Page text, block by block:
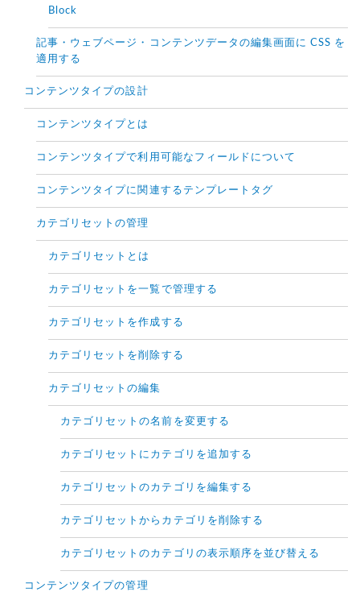
Block
記事・ウェブページ・コンテンツデータの編集画面に CSS を
適用する
コンテンツタイプの設計
コンテンツタイプとは
コンテンツタイプで利用可能なフィールドについて
コンテンツタイプに関連するテンプレートタグ
カテゴリセットの管理
カテゴリセットとは
カテゴリセットを一覧で管理する
カテゴリセットを作成する
カテゴリセットを削除する
カテゴリセットの編集
カテゴリセットの名前を変更する
カテゴリセットにカテゴリを追加する
カテゴリセットのカテゴリを編集する
カテゴリセットからカテゴリを削除する
カテゴリセットのカテゴリの表示順序を並び替える
コンテンツタイプの管理